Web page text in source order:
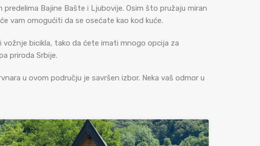
Bajine Bašte i Ljubovije. Osim što pružaju miran
vam omogućiti da se osećate kao kod kuće.
bicikla, tako da ćete imati mnogo opcija za
priroda Srbije.
u ovom području je savršen izbor. Neka vaš odmor u